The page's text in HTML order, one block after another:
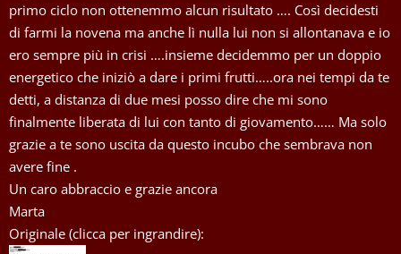
primo ciclo non ottenemmo alcun risultato …. Così decidesti
di farmi la novena ma anche lì nulla lui non si allontanava e io
ero sempre più in crisi ….insieme decidemmo per un doppio
energetico che iniziò a dare i primi frutti…..ora nei tempi da te
detti, a distanza di due mesi posso dire che mi sono
finalmente liberata di lui con tanto di giovamento…… Ma solo
grazie a te sono uscita da questo incubo che sembrava non
avere fine .
Un caro abbraccio e grazie ancora
Marta
Originale (clicca per ingrandire):